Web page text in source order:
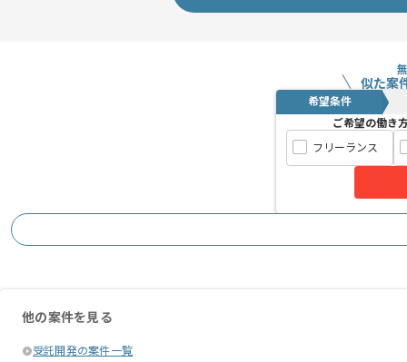
似た案
希望条件
ご希望の働き
フリーランス
他の案件を見る
受託開発の案件一覧